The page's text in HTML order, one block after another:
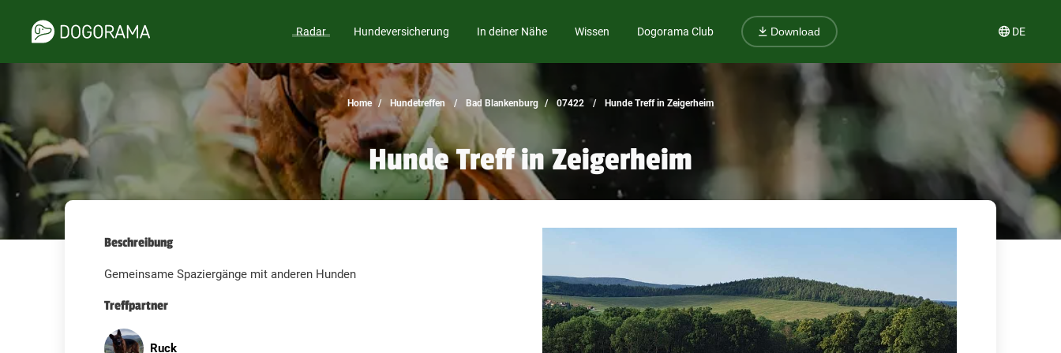
Radar Hundeversicherung In deiner Nähe Wissen Dogorama Club Download DE
Home Hundetreffen Bad Blankenburg 07422 Hunde Treff in Zeigerheim
Hunde Treff in Zeigerheim
Beschreibung
Gemeinsame Spaziergänge mit anderen Hunden
Treffpartner
Ruck